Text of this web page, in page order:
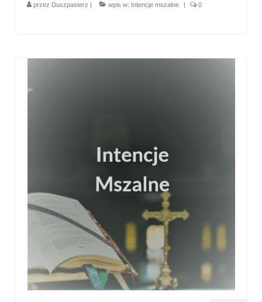
przez Duszpasterz wpis w: Intencje mszalne 0